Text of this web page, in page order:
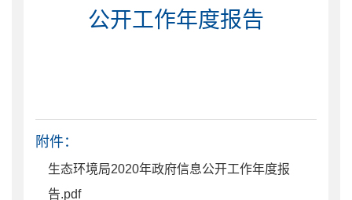
公开工作年度报告
附件：
生态环境局2020年政府信息公开工作年度报
告.pdf